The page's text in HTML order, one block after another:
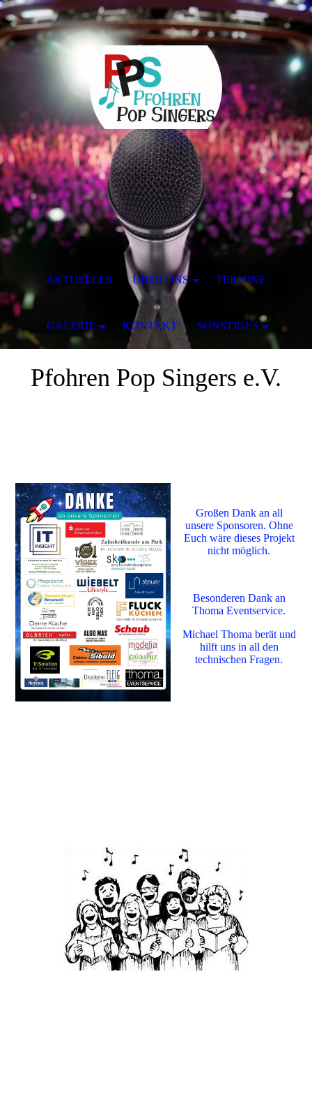
Pfohren Pop Singers e.V.
Großen Dank an all
unsere Sponsoren. Ohne
Euch wäre dieses Projekt
nicht möglich.
Besonderen Dank an
Thoma Eventservice.
Michael Thoma berät und
hilft uns in all den
technischen Fragen.
AKTUELLES ÜBER UNS TERMINE
GALERIE KONTAKT SONSTIGES